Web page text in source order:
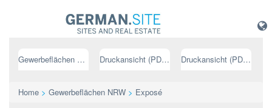
Gewerbeflächen NRW Druckansicht (PDF) // deutsch Druckansicht (PDF) // englisch
Home > Gewerbeflächen NRW > Exposé